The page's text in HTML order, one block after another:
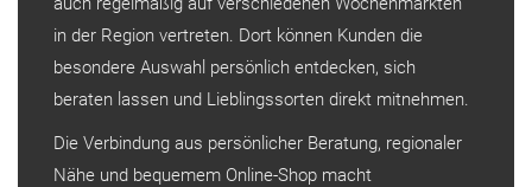
in der Region vertreten. Dort können Kunden die
besondere Auswahl persönlich entdecken, sich
beraten lassen und Lieblingssorten direkt mitnehmen.
Die Verbindung aus persönlicher Beratung, regionaler
Nähe und bequemem Online-Shop macht